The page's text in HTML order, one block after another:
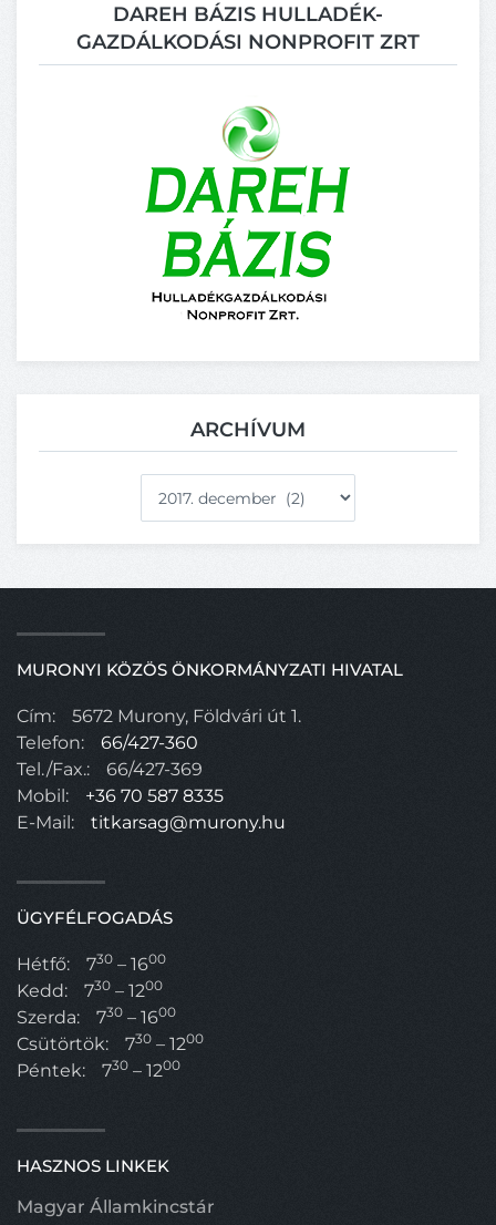
DAREH BÁZIS HULLADÉK-
GAZDÁLKODÁSI NONPROFIT ZRT
ARCHÍVUM
MURONYI KÖZÖS ÖNKORMÁNYZATI HIVATAL
Cím:
5672 Murony, Földvári út 1.
Telefon:
66/427-360
Tel./Fax.:
66/427-369
Mobil:
+36 70 587 8335
E-Mail:
titkarsag@murony.hu
ÜGYFÉLFOGADÁS
Hétfő: 730 – 1600
Kedd: 730 – 1200
Szerda: 730 – 1600
Csütörtök: 730 – 1200
Péntek: 730 – 1200
HASZNOS LINKEK
Magyar Államkincstár